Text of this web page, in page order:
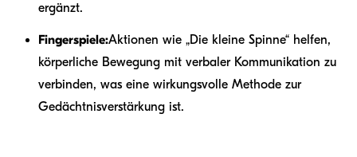
ergänzt.
Fingerspiele:Aktionen wie „Die kleine Spinne“ helfen,
körperliche Bewegung mit verbaler Kommunikation zu
verbinden, was eine wirkungsvolle Methode zur
Gedächtnisverstärkung ist.